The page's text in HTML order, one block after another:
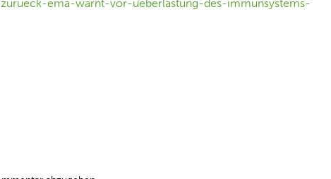
ema-warnt-vor-ueberlastung-des-immunsystems-